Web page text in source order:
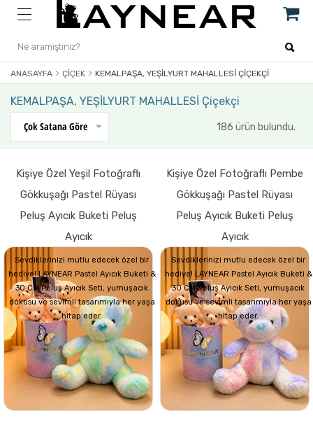
ANASAYFA ÇIÇEK KEMALPAŞA, YEŞİLYURT MAHALLESİ ÇIÇEKÇI
KEMALPAŞA, YEŞİLYURT MAHALLESİ Çiçekçi
Çok Satana Göre
186 ürün bulundu.
Kişiye Özel Yeşil Fotoğraflı
Gökkuşağı Pastel Rüyası
Peluş Ayıcık Buketi Peluş
Ayıcık
Sevdiklerinizi mutlu edecek özel bir
hediye! LAYNEAR Pastel Ayıcık Buketi &
30 CM Peluş Ayıcık Seti, yumuşacık
dokusu ve sevimli tasarımıyla her yaşa
hitap eder.
Kişiye Özel Fotoğraflı Pembe
Gökkuşağı Pastel Rüyası
Peluş Ayıcık Buketi Peluş
Ayıcık
Sevdiklerinizi mutlu edecek özel bir
hediye! LAYNEAR Pastel Ayıcık Buketi &
30 CM Peluş Ayıcık Seti, yumuşacık
dokusu ve sevimli tasarımıyla her yaşa
hitap eder.